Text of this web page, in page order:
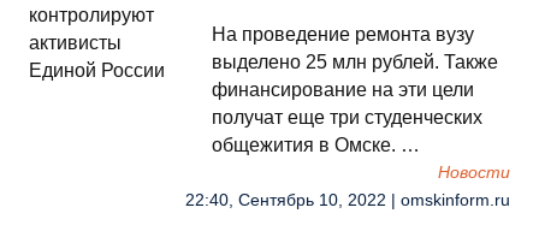
На проведение ремонта вузу
выделено 25 млн рублей. Также
финансирование на эти цели
получат еще три студенческих
общежития в Омске. …
Новости
22:40, Сентябрь 10, 2022 | omskinform.ru